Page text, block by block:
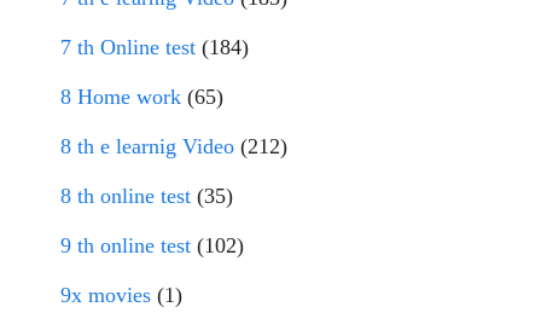
7 th Online test (184)
8 Home work (65)
8 th e learnig Video (212)
8 th online test (35)
9 th online test (102)
9x movies (1)